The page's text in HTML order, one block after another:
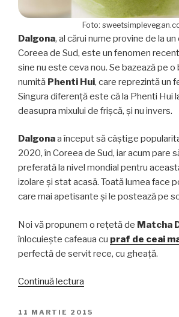
Foto:
Dalgona, al cărui nume provine de la
Coreea de Sud, este un fenomen
sine nu este ceva nou. Se bazează pe o
numită Phenti Hui, care reprezintă un
Singura diferență este că la Phenti Hui
deasupra mixului de frișcă, și nu invers.
Dalgonaa început să câștige
2020, în Coreea de Sud, iar acum pare
preferată la nivel mondial pentru
izolare și stat acasă. Toată lumea face
care mai apetisante și le postează pe
Noi vă propunem o rețetă de Matcha
înlocuiește cafeaua cu praf de ceai
perfectă de servit rece, cu gheață.
Continuă lectura
Latte.
PUBLICAT
11 MARTIE 2015